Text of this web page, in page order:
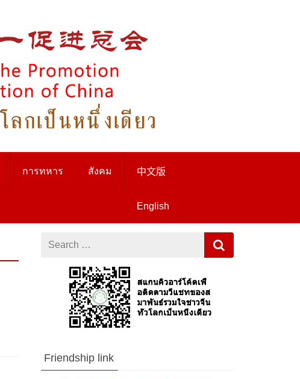
การทหาร สังคม 中文版
English
for
Friendship link